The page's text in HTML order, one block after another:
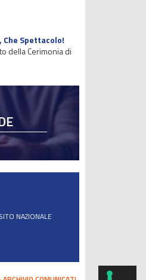
Che Spettacolo!
della Cerimonia di
NAZIONALE